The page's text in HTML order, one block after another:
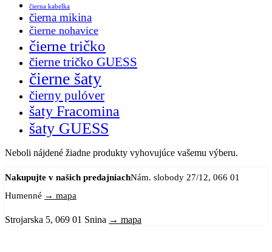
čierna kabelka
čierna mikina
čierne nohavice
čierne tričko
čierne tričko GUESS
čierne šaty
čierny pulóver
šaty Fracomina
šaty GUESS
Neboli nájdené žiadne produkty vyhovujúce vašemu výberu.
Nakupujte v našich predajniachNám. slobody 27/12, 066 01
Humenné → mapa
Strojarska 5, 069 01 Snina → mapa